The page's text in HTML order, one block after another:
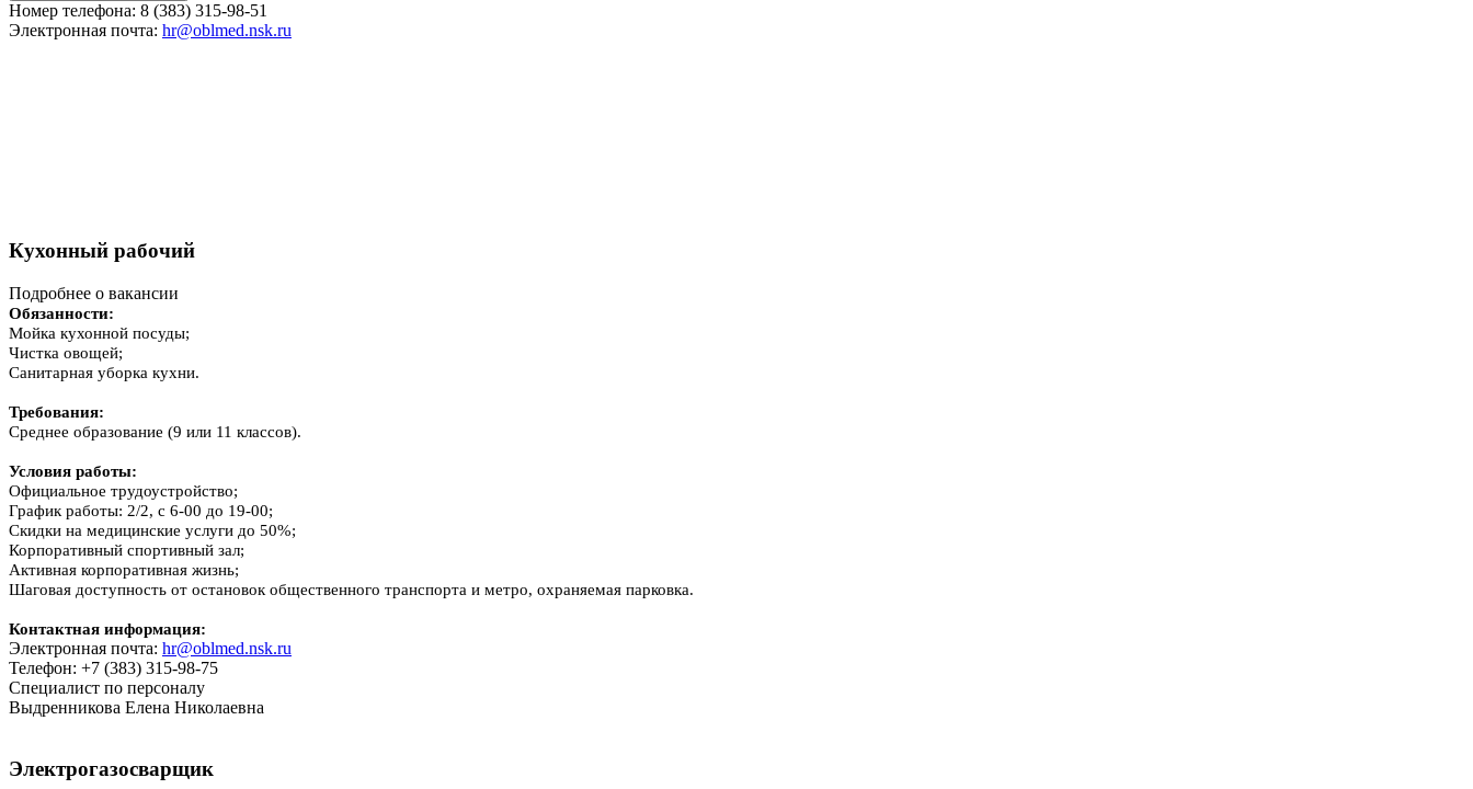
Номер телефона: 8 (383) 315-98-51
Электронная почта: hr@oblmed.nsk.ru
Кухонный рабочий
Подробнее о вакансии
Обязанности:
Мойка кухонной посуды;
Чистка овощей;
Санитарная уборка кухни.
Требования:
Среднее образование (9 или 11 классов).
Условия работы:
Официальное трудоустройство;
График работы: 2/2, с 6-00 до 19-00;
Скидки на медицинские услуги до 50%;
Корпоративный спортивный зал;
Активная корпоративная жизнь;
Шаговая доступность от остановок общественного транспорта и метро, охраняемая парковка.
Контактная информация:
Электронная почта: hr@oblmed.nsk.ru
Телефон: +7 (383) 315-98-75
Специалист по персоналу
Выдренникова Елена Николаевна
Электрогазосварщик